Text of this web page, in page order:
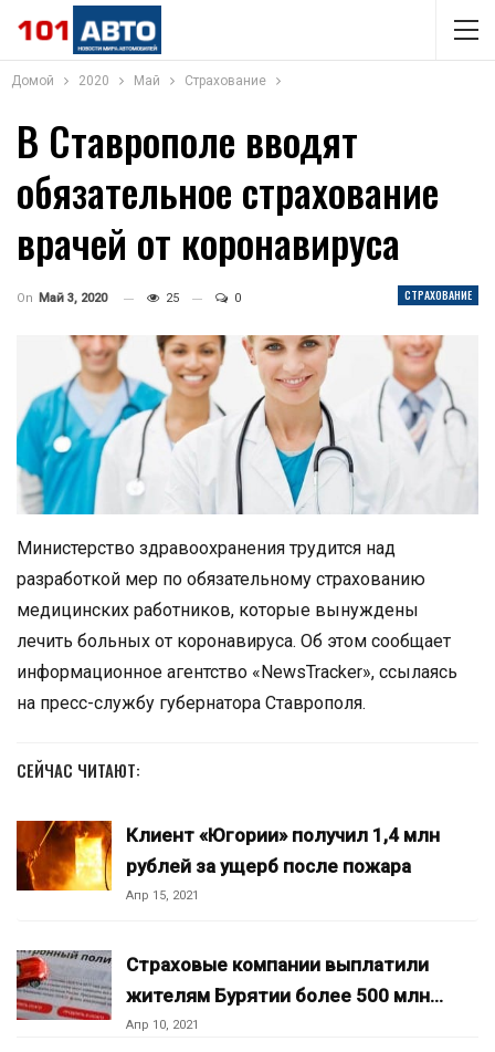
Домой 2020 Май Страхование
В Ставрополе вводят
обязательное страхование
врачей от коронавируса
СТРАХОВАНИЕ
On Май 3, 2020 25 0
Министерство здравоохранения трудится над
разработкой мер по обязательному страхованию
медицинских работников, которые вынуждены
лечить больных от коронавируса. Об этом сообщает
информационное агентство «NewsTracker», ссылаясь
на пресс-службу губернатора Ставрополя.
СЕЙЧАС ЧИТАЮТ:
Клиент «Югории» получил 1,4 млн
рублей за ущерб после пожара
Апр 15, 2021
Страховые компании выплатили
жителям Бурятии более 500 млн…
Апр 10, 2021